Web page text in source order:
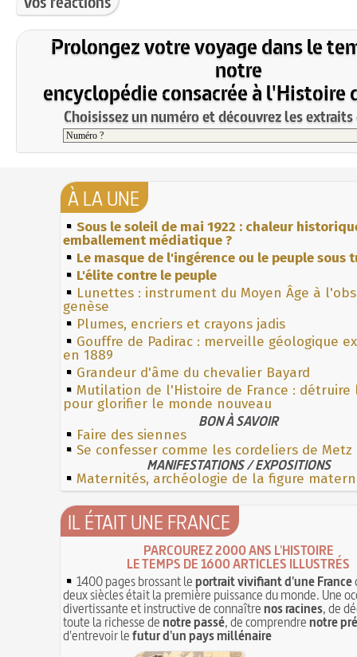
Prolongez votre voyage dans le
notre
encyclopédie consacrée à l'Histoire
Choisissez un numéro et découvrez les
À LA UNE
Sous le soleil de mai 1922 : chaleur
emballement médiatique ?
Le masque de l'ingérence ou le peuple sous
L'élite contre le peuple
Lunettes : instrument du Moyen Âge à
genèse
Plumes, encriers et crayons jadis
Gouffre de Padirac : merveille géologique
en 1889
Grandeur d'âme du chevalier Bayard
Mutilation de l'Histoire de France : détruire
pour glorifier le monde nouveau
BON À SAVOIR
Faire des siennes
Se confesser comme les cordeliers de Metz
MANIFESTATIONS / EXPOSITIONS
Maternités, archéologie de la figure
IL ÉTAIT UNE FRANCE
PARCOUREZ 2000 ANS L'HISTOIRE
LE TEMPS DE 1600 ARTICLES ILLUSTRÉS
1400 pages brossant leportrait vivifiant d'une France
deux siècles était la première puissance du monde. Une
divertissante et instructive de connaîtrenos racines, de
toute la richesse denotre passé, de comprendrenotre
d'entrevoir lefutur d'un pays millénaire